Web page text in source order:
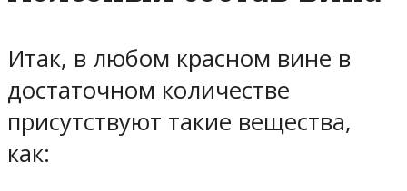
Итак, в любом красном вине в
достаточном количестве
присутствуют такие вещества,
как: